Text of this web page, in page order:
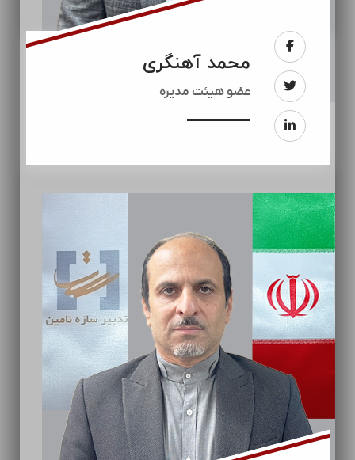
محمد آهنگری
عضو هیئت مدیره